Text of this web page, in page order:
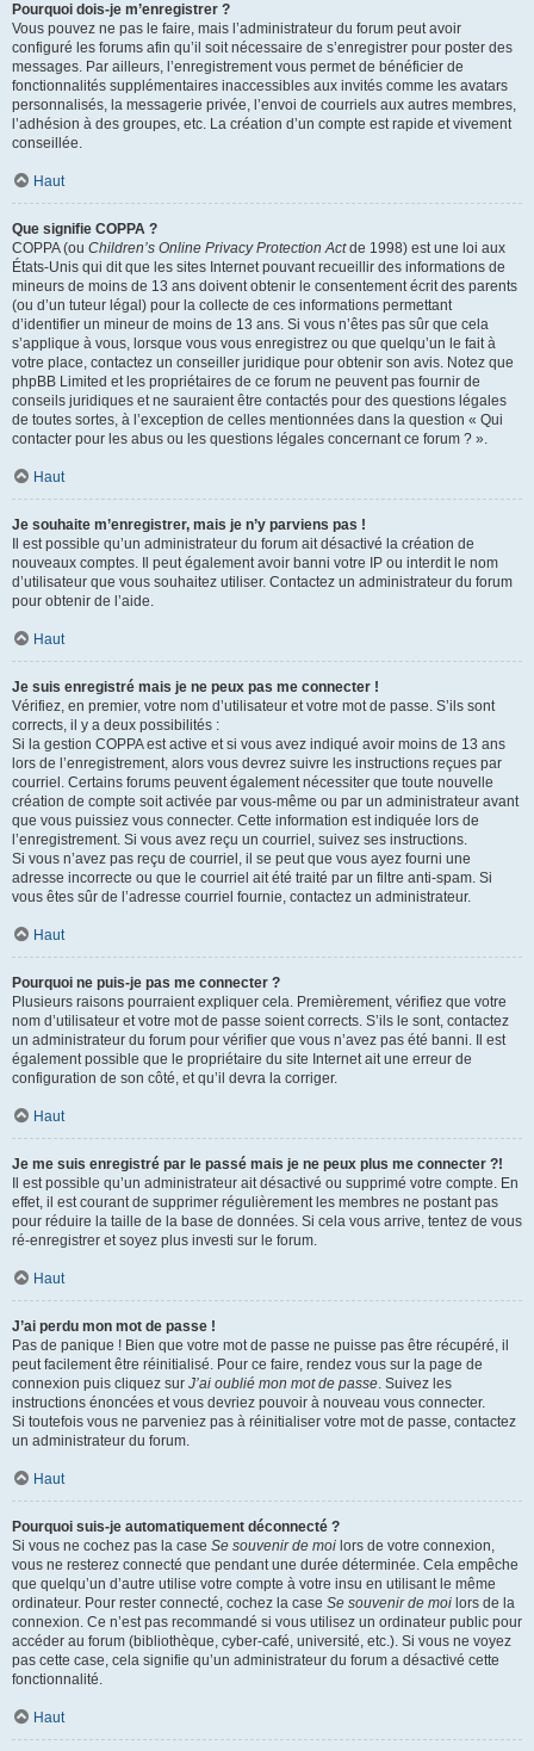
Pourquoi dois-je m’enregistrer ?
Vous pouvez ne pas le faire, mais l’administrateur du forum peut avoir
configuré les forums afin qu’il soit nécessaire de s’enregistrer pour poster des
messages. Par ailleurs, l’enregistrement vous permet de bénéficier de
fonctionnalités supplémentaires inaccessibles aux invités comme les avatars
personnalisés, la messagerie privée, l’envoi de courriels aux autres membres,
l’adhésion à des groupes, etc. La création d’un compte est rapide et vivement
conseillée.
Haut
Que signifie COPPA ?
COPPA (ou Children’s Online Privacy Protection Actde 1998) est une loi aux
États-Unis qui dit que les sites Internet pouvant recueillir des informations de
mineurs de moins de 13 ans doivent obtenir le consentement écrit des parents
(ou d’un tuteur légal) pour la collecte de ces informations permettant
d’identifier un mineur de moins de 13 ans. Si vous n’êtes pas sûr que cela
s’applique à vous, lorsque vous vous enregistrez ou que quelqu’un le fait à
votre place, contactez un conseiller juridique pour obtenir son avis. Notez que
phpBB Limited et les propriétaires de ce forum ne peuvent pas fournir de
conseils juridiques et ne sauraient être contactés pour des questions légales
de toutes sortes, à l’exception de celles mentionnées dans la question « Qui
contacter pour les abus ou les questions légales concernant ce forum ? ».
Haut
Je souhaite m’enregistrer, mais je n’y parviens pas !
Il est possible qu’un administrateur du forum ait désactivé la création de
nouveaux comptes. Il peut également avoir banni votre IP ou interdit le nom
d’utilisateur que vous souhaitez utiliser. Contactez un administrateur du forum
pour obtenir de l’aide.
Haut
Je suis enregistré mais je ne peux pas me connecter !
Vérifiez, en premier, votre nom d’utilisateur et votre mot de passe. S’ils sont
corrects, il y a deux possibilités :
Si la gestion COPPA est active et si vous avez indiqué avoir moins de 13 ans
lors de l’enregistrement, alors vous devrez suivre les instructions reçues par
courriel. Certains forums peuvent également nécessiter que toute nouvelle
création de compte soit activée par vous-même ou par un administrateur avant
que vous puissiez vous connecter. Cette information est indiquée lors de
l’enregistrement. Si vous avez reçu un courriel, suivez ses instructions.
Si vous n’avez pas reçu de courriel, il se peut que vous ayez fourni une
adresse incorrecte ou que le courriel ait été traité par un filtre anti-spam. Si
vous êtes sûr de l’adresse courriel fournie, contactez un administrateur.
Haut
Pourquoi ne puis-je pas me connecter ?
Plusieurs raisons pourraient expliquer cela. Premièrement, vérifiez que votre
nom d’utilisateur et votre mot de passe soient corrects. S’ils le sont, contactez
un administrateur du forum pour vérifier que vous n’avez pas été banni. Il est
également possible que le propriétaire du site Internet ait une erreur de
configuration de son côté, et qu’il devra la corriger.
Haut
Je me suis enregistré par le passé mais je ne peux plus me connecter ?!
Il est possible qu’un administrateur ait désactivé ou supprimé votre compte. En
effet, il est courant de supprimer régulièrement les membres ne postant pas
pour réduire la taille de la base de données. Si cela vous arrive, tentez de vous
ré-enregistrer et soyez plus investi sur le forum.
Haut
J’ai perdu mon mot de passe !
Pas de panique ! Bien que votre mot de passe ne puisse pas être récupéré, il
peut facilement être réinitialisé. Pour ce faire, rendez vous sur la page de
connexion puis cliquez sur J’ai oublié mon mot de passe. Suivez les
instructions énoncées et vous devriez pouvoir à nouveau vous connecter.
Si toutefois vous ne parveniez pas à réinitialiser votre mot de passe, contactez
un administrateur du forum.
Haut
Pourquoi suis-je automatiquement déconnecté ?
Si vous ne cochez pas la case Se souvenir de moi lors de votre connexion,
vous ne resterez connecté que pendant une durée déterminée. Cela empêche
que quelqu’un d’autre utilise votre compte à votre insu en utilisant le même
ordinateur. Pour rester connecté, cochez la case Se souvenir de moi lors de la
connexion. Ce n’est pas recommandé si vous utilisez un ordinateur public pour
accéder au forum (bibliothèque, cyber-café, université, etc.). Si vous ne voyez
pas cette case, cela signifie qu’un administrateur du forum a désactivé cette
fonctionnalité.
Haut